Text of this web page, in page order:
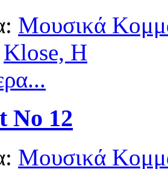
Μουσικά
Klose, H
No 12
Μουσικά